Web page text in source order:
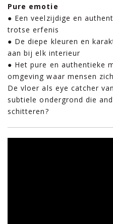
Pure emotie
● Een veelzijdige en
trotse erfenis
● De diepe kleuren en
aan bij elk interieur
● Het pure en authentieke
omgeving waar mensen
De vloer als eye catcher
subtiele ondergrond die
schitteren?